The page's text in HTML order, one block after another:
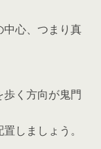
中心、つまり真
く方向が鬼門
しましょう。